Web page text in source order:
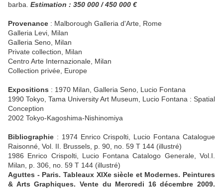
barba. Estimation : 350 000 / 450 000 €
Provenance : Malborough Galleria d'Arte, Rome
Galleria Levi, Milan
Galleria Seno, Milan
Private collection, Milan
Centro Arte Internazionale, Milan
Collection privée, Europe
Expositions : 1970 Milan, Galleria Seno, Lucio Fontana
1990 Tokyo, Tama University Art Museum, Lucio Fontana : Spatial
Conception
2002 Tokyo-Kagoshima-Nishinomiya
Bibliographie : 1974 Enrico Crispolti, Lucio Fontana Catalogue
Raisonné, Vol. II. Brussels, p. 90, no. 59 T 144 (illustré)
1986 Enrico Crispolti, Lucio Fontana Catalogo Generale, Vol.I.
Milan, p. 306, no. 59 T 144 (illustré)
Aguttes - Paris. Tableaux XIXe siècle et Modernes. Peintures
& Arts Graphiques. Vente du Mercredi 16 décembre 2009.